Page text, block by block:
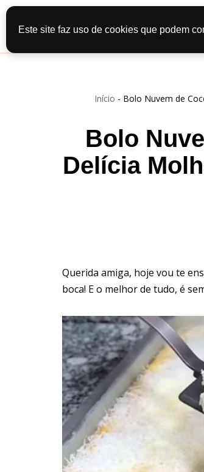
Pular
para
Início - Bolo Nuvem de
Bolo
Delícia
Querida amiga, hoje vou te
boca! E o melhor de tudo, é
Este site faz uso de cookies que podem